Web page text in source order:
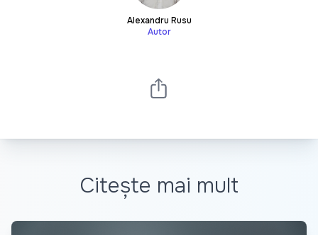
Alexandru Rusu
Autor
Citește mai mult